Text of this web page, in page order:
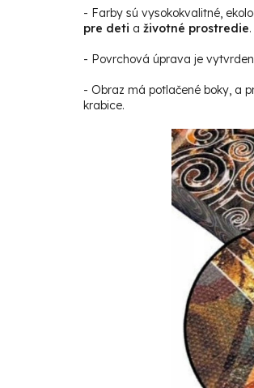
- Farby sú vysokokvalitné,
pre deti a životné prostredie.
- Povrchová úprava je
- Obraz má potlačené boky, a
krabice.